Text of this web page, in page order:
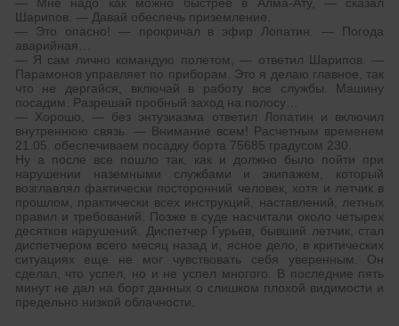
— Мне надо как можно быстрее в Алма-Ату, — сказал
Шарипов. — Давай обеспечь приземление.
— Это опасно! — прокричал в эфир Лопатин. — Погода
аварийная…
— Я сам лично командую полетом, — ответил Шарипов. —
Парамонов управляет по приборам. Это я делаю главное, так
что не дергайся, включай в работу все службы. Машину
посадим. Разрешай пробный заход на полосу…
— Хорошо, — без энтузиазма ответил Лопатин и включил
внутреннюю связь. — Внимание всем! Расчетным временем
21.05. обеспечиваем посадку борта 75685 градусом 230.
Ну а после все пошло так, как и должно было пойти при
нарушении наземными службами и экипажем, который
возглавлял фактически посторонний человек, хотя и летчик в
прошлом, практически всех инструкций, наставлений, летных
правил и требований. Позже в суде насчитали около четырех
десятков нарушений. Диспетчер Гурьев, бывший летчик, стал
диспетчером всего месяц назад и, ясное дело, в критических
ситуациях еще не мог чувствовать себя уверенным. Он
сделал, что успел, но и не успел многого. В последние пять
минут не дал на борт данных о слишком плохой видимости и
предельно низкой облачности.